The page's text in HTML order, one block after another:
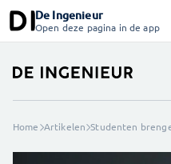
De Ingenieur
Open deze pagina in de app
Home Artikelen Studenten